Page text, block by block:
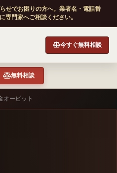
せでお困りの方へ。業者名・電話番
専門家へご相談ください。
今すぐ無料相談
無料相談
オービット